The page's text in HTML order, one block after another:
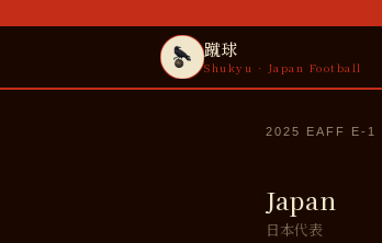
蹴球
Shukyu · Japan Football
2025 EAFF E-1
Japan
日本代表